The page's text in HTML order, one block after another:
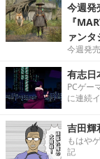
今週発
『
ァン
今週発
有志日
PCゲー
に連続
吉田輝
もはや
記